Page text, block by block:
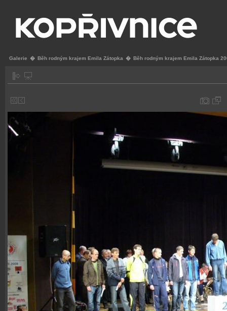
Galerie � Běh rodným krajem Emila Zátopka � Běh rodným krajem Emila Zátopka